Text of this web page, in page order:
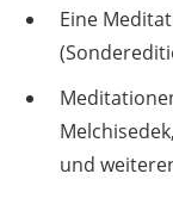
Eine
und